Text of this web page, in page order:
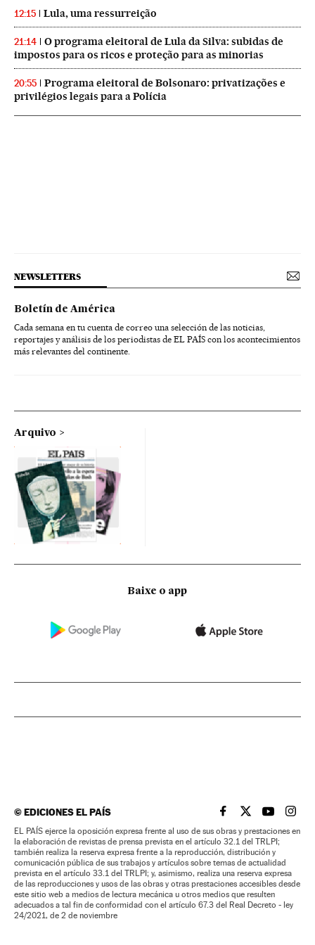
12:15 Lula, uma ressurreição
21:14
O programa eleitoral de Lula da Silva: subidas de
impostos para os ricos e proteção para as minorias
20:55
Programa eleitoral de Bolsonaro: privatizações e
privilégios legais para a Polícia
NEWSLETTERS
Boletín de América
Cada semana en tu cuenta de correo una selección de las noticias,
reportajes y análisis de los periodistas de EL PAÍS con los acontecimientos
más relevantes del continente.
Arquivo
Baixe o app
©EDICIONES EL PAÍS EL PAÍS BRASIL EN
EL PAÍSEL PAÍS
EL
EL PAÍS ejerce la oposición expresa frente al uso de sus obras y prestaciones en
la elaboración de revistas de prensa prevista en el artículo 32.1 del TRLPI;
también realiza la reserva expresa frente a la reproducción, distribución y
comunicación pública de sus trabajos y artículos sobre temas de actualidad
prevista en el artículo 33.1 del TRLPI; y, asimismo, realiza una reserva expresa
de las reproducciones y usos de las obras y otras prestaciones accesibles desde
este sitio web a medios de lectura mecánica u otros medios que resulten
adecuados a tal fin de conformidad con el artículo 67.3 del Real Decreto - ley
24/2021, de 2 de noviembre